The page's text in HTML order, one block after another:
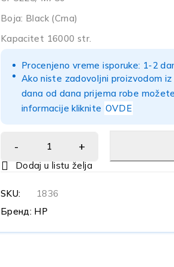
Boja: Black (Crna)
Kapacitet 16000 str.
Procenjeno vreme isporuke: 1-2
Ako niste zadovoljni proizvodom
dana od dana prijema robe
informacije kliknite OVDE
SKU:
1836
Бренд: HP